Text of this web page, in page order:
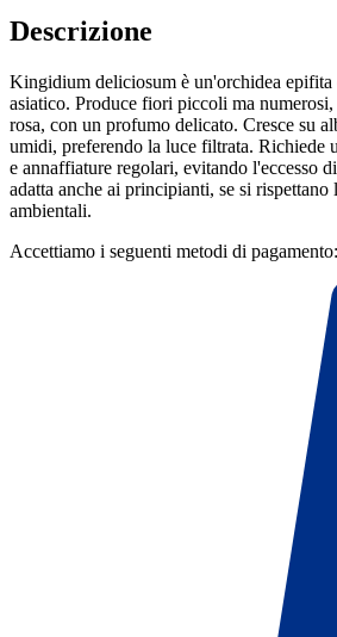
Descrizione
Kingidium deliciosum è un'orchidea epifita
asiatico. Produce fiori piccoli ma
rosa, con un profumo delicato. Cresce su
umidi, preferendo la luce filtrata. Richiede
e annaffiature regolari, evitando l'eccesso
adatta anche ai principianti, se si rispettano
ambientali.
Accettiamo i seguenti metodi di pagamento: